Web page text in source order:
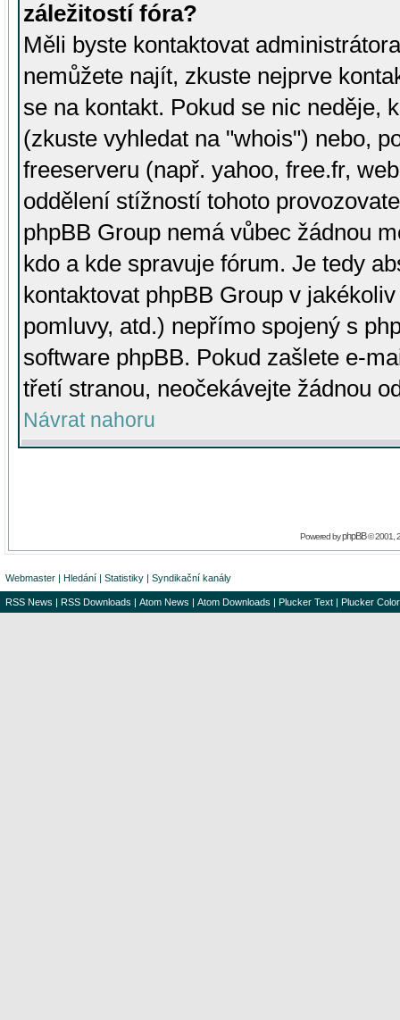
záležitostí fóra?
Měli byste kontaktovat
nemůžete najít, zkuste nejprve
se na kontakt. Pokud se nic neděje,
(zkuste vyhledat na "whois") nebo,
freeserveru (např. yahoo, free.fr,
oddělení stížností tohoto
phpBB Group nemá vůbec žádnou
kdo a kde spravuje fórum. Je tedy
kontaktovat phpBB Group v
pomluvy, atd.) nepřímo spojený s
software phpBB. Pokud zašlete e-
třetí stranou, neočekávejte žádnou
Návrat nahoru
Powered byphpBB© 2001,
Webmaster | Hledání | Statistiky | Syndikační kanály
RSS News | RSS Downloads | Atom News | Atom Downloads | Plucker Text | Plucker Color